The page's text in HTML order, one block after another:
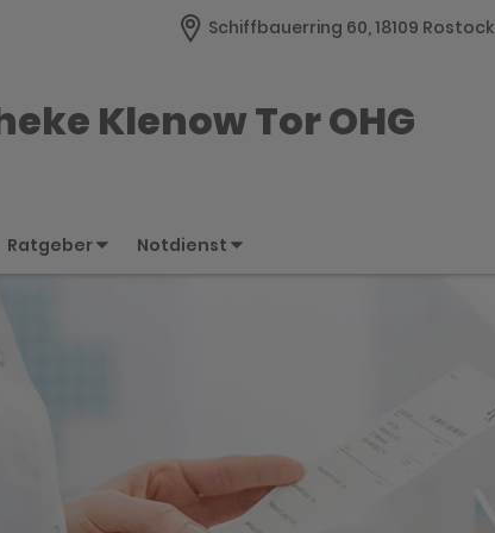
Schiffbauerring 60, 18109 Rostock
Klenow Tor OHG
Ratgeber Notdienst